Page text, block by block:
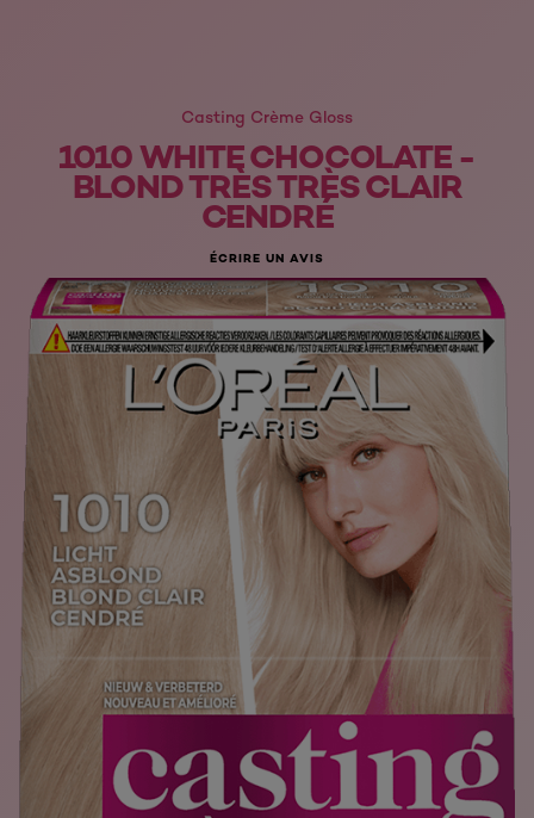
Casting Crème Gloss
1010 WHITE CHOCOLATE -
BLOND TRÈS TRÈS CLAIR
CENDRÉ
ÉCRIRE UN AVIS